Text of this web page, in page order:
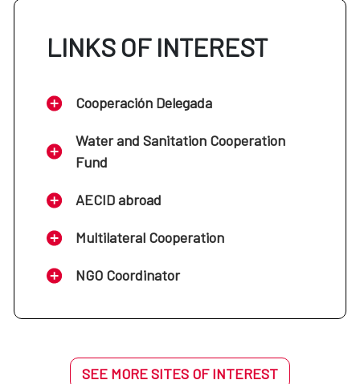
LINKS OF INTEREST
Cooperación Delegada
Water and Sanitation Cooperation
Fund
AECID abroad
Multilateral Cooperation
NGO Coordinator
SEE MORE SITES OF INTEREST